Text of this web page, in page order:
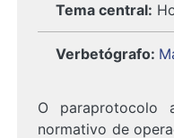
Tema central:
Verbetógrafo:
O paraprotocolo
normativo de